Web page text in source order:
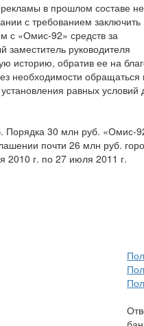
в прошлом составе не
с требованием заключить
с «Омис-92» средств за
руководителя
историю, обратив ее на
необходимости обращаться
равных условий
Порядка 30 млн руб. «Омис-
почти 26 млн руб.
2010 г. по 27 июля 2011 г.